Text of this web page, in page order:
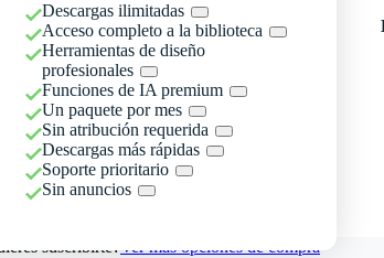
Descargas ilimitadas
Acceso completo a la biblioteca
Herramientas de diseño
profesionales
Funciones de IA premium
Un paquete por mes
Sin atribución requerida
Descargas más rápidas
Soporte prioritario
Sin anuncios
suscribirte?Ver más opciones de compra